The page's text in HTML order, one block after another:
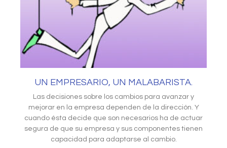
UN EMPRESARIO, UN MALABARISTA.
Las decisiones sobre los cambios para avanzar y
mejorar en la empresa dependen de la dirección. Y
cuando ésta decide que son necesarios ha de actuar
segura de que su empresa y sus componentes tienen
capacidad para adaptarse al cambio.